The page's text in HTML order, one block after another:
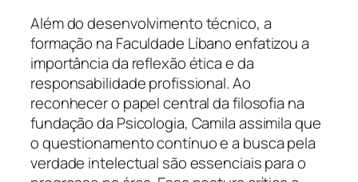
Além do desenvolvimento técnico, a
formação na Faculdade Líbano enfatizou a
importância da reflexão ética e da
responsabilidade profissional. Ao
reconhecer o papel central da filosofia na
fundação da Psicologia, Camila assimila que
o questionamento contínuo e a busca pela
verdade intelectual são essenciais para o